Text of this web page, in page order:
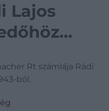
Lajos
Lajos
Rt számlája Rádi
ból.